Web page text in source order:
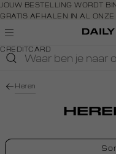
Navigeer
direct naar
de
Open de
direct
JOUW BESTELLING WORDT
GRATIS AFHALEN IN AL ONZE
GRATIS RETOURNEREN
BETAAL ZOALS JIJ WILT: O.A.
CREDITCARD
Heren